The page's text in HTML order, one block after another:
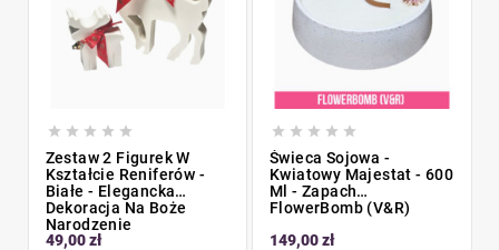
    
Zestaw 2 Figurek W
Kształcie Reniferów -
Białe - Elegancka
Dekoracja Na Boże
Narodzenie
49,00 zł
    
Świeca Sojowa -
Kwiatowy Majestat - 600
Ml - Zapach
FlowerBomb (V&R)
149,00 zł